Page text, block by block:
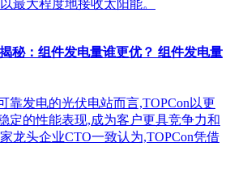
最大程度地接收太阳能。
秘：组件发电量谁更优？ 组件发电量
靠发电的光伏电站而言,TOPCon以更
定的性能表现,成为客户更具竞争力和
龙头企业CTO一致认为,TOPCon凭借